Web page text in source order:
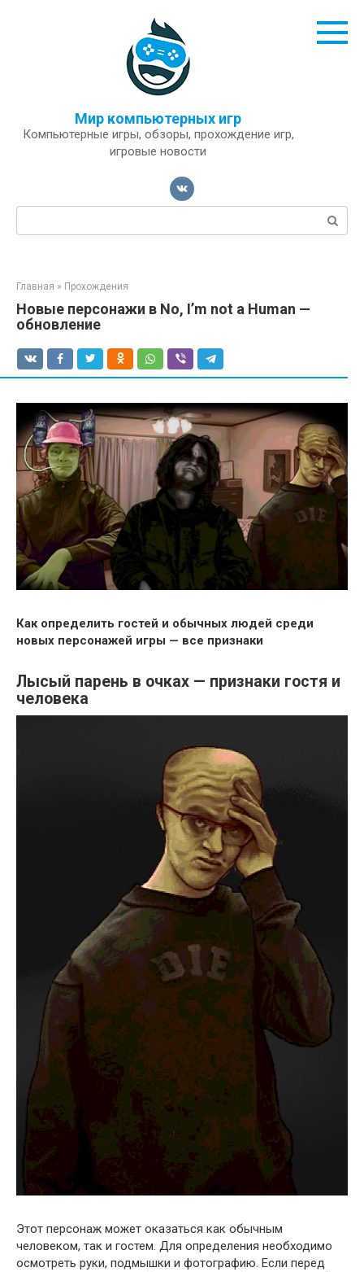
Мир компьютерных игр
Компьютерные игры, обзоры, прохождение игр,
игровые новости
Поиск:
Главная » Прохождения
Новые персонажи в No, I’m not a Human —
обновление
Как определить гостей и обычных людей среди
новых персонажей игры — все признаки
Лысый парень в очках — признаки гостя и
человека
Этот персонаж может оказаться как обычным
человеком, так и гостем. Для определения необходимо
осмотреть руки, подмышки и фотографию. Если перед